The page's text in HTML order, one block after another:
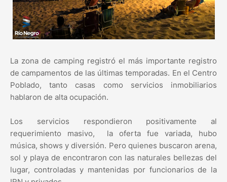
La zona de camping registró el más importante registro
de campamentos de las últimas temporadas. En el Centro
Poblado, tanto casas como servicios inmobiliarios
hablaron de alta ocupación.
Los servicios respondieron positivamente al
requerimiento masivo, la oferta fue variada, hubo
música, shows y diversión. Pero quienes buscaron arena,
sol y playa de encontraron con las naturales bellezas del
lugar, controladas y mantenidas por funcionarios de la